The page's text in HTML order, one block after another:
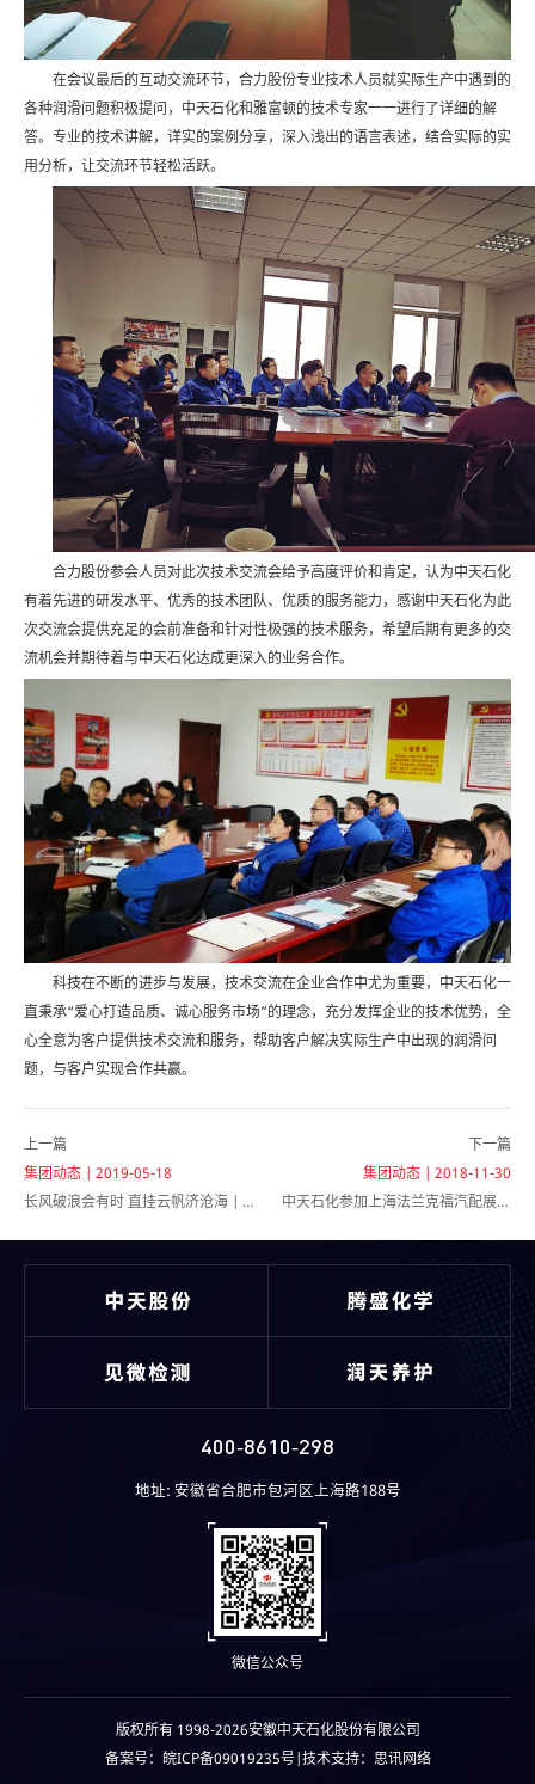
在会议最后的互动交流环节，合力股份专业技术人员就实际生产中遇到的
各种润滑问题积极提问，中天石化和雅富顿的技术专家一一进行了详细的解
答。专业的技术讲解，详实的案例分享，深入浅出的语言表述，结合实际的实
用分析，让交流环节轻松活跃。
合力股份参会人员对此次技术交流会给予高度评价和肯定，认为中天石化
有着先进的研发水平、优秀的技术团队、优质的服务能力，感谢中天石化为此
次交流会提供充足的会前准备和针对性极强的技术服务，希望后期有更多的交
流机会并期待着与中天石化达成更深入的业务合作。
科技在不断的进步与发展，技术交流在企业合作中尤为重要，中天石化一
直秉承“爱心打造品质、诚心服务市场”的理念，充分发挥企业的技术优势，全
心全意为客户提供技术交流和服务，帮助客户解决实际生产中出现的润滑问
题，与客户实现合作共赢。
上一篇
集团动态 | 2019-05-18
长风破浪会有时 直挂云帆济沧海 | 热
下一篇
集团动态 | 2018-11-30
中天石化参加上海法兰克福汽配展，
400-8610-298
地址: 安徽省合肥市包河区上海路188号
微信公众号
版权所有 1998-2026安徽中天石化股份有限公司
备案号： 皖ICP备09019235号|技术支持：思讯网络